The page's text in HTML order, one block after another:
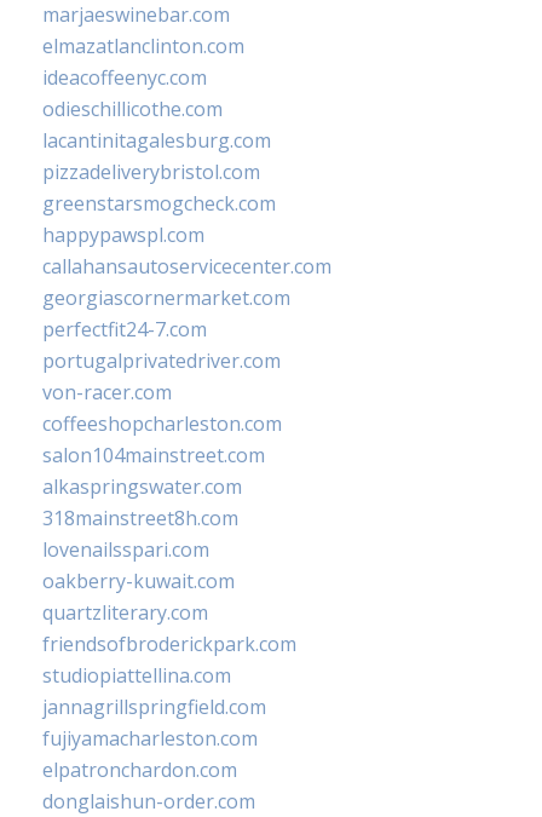
marjaeswinebar.com
elmazatlanclinton.com
ideacoffeenyc.com
odieschillicothe.com
lacantinitagalesburg.com
pizzadeliverybristol.com
greenstarsmogcheck.com
happypawspl.com
callahansautoservicecenter.com
georgiascornermarket.com
perfectfit24-7.com
portugalprivatedriver.com
von-racer.com
coffeeshopcharleston.com
salon104mainstreet.com
alkaspringswater.com
318mainstreet8h.com
lovenailsspari.com
oakberry-kuwait.com
quartzliterary.com
friendsofbroderickpark.com
studiopiattellina.com
jannagrillspringfield.com
fujiyamacharleston.com
elpatronchardon.com
donglaishun-order.com